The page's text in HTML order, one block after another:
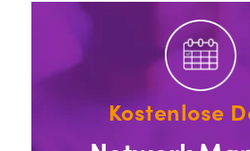
Kostenlose